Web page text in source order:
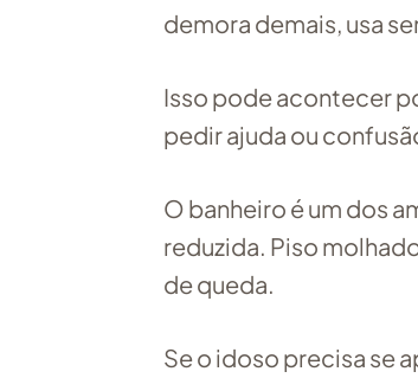
demora demais, usa
Isso pode acontecer
pedir ajuda ou
O banheiro é um dos
reduzida. Piso
de queda.
Se o idoso precisa se